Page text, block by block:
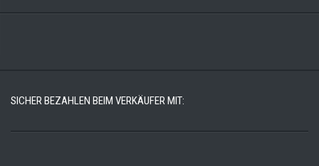
SICHER BEZAHLEN BEIM VERKÄUFER MIT: